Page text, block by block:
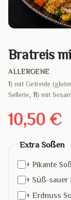
Bratreis
ALLERGENE
1) mit Getreide
Sellerie,11) mit
10,50 €
Extra Soßen
+ Pikante
+ Süß-sauer
+ Erdnuss